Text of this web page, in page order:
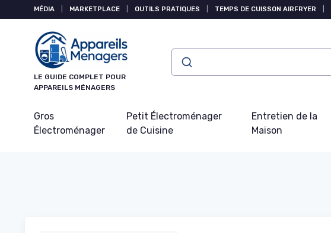
MÉDIA MARKETPLACE OUTILS PRATIQUES TEMPS DE CUISSON AIRFRYER
LE GUIDE COMPLET POUR
APPAREILS MÉNAGERS
Gros
Électroménager
Petit Électroménager
de Cuisine
Entretien de la
Maison
Panneau de gestion des cookies